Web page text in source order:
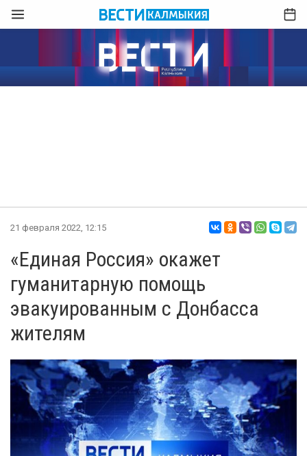
21 февраля 2022, 12:15
«Единая Россия» окажет
гуманитарную помощь
эвакуированным с Донбасса
жителям